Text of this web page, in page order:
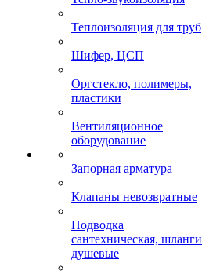
Теплоизоляция для труб
Шифер, ЦСП
Оргстекло, полимеры,
пластики
Вентиляционное
оборудование
Запорная арматура
Клапаны невозвратные
Подводка
сантехническая, шланги
душевые